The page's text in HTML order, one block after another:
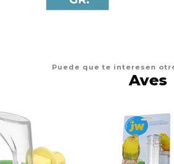
Puede que te interesen
Aves